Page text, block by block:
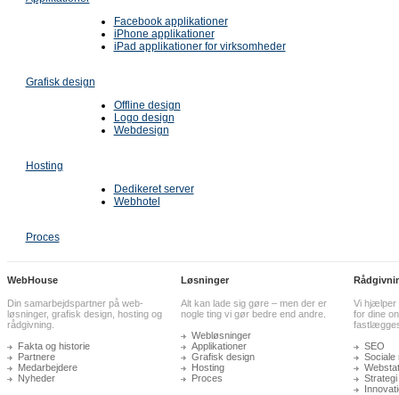
Facebook applikationer
iPhone applikationer
iPad applikationer for virksomheder
Grafisk design
Offline design
Logo design
Webdesign
Hosting
Dedikeret server
Webhotel
Proces
WebHouse
Din samarbejdspartner på web-
løsninger, grafisk design, hosting og
rådgivning.
Fakta og historie
Partnere
Medarbejdere
Nyheder
Løsninger
Alt kan lade sig gøre – men der er
nogle ting vi gør bedre end andre.
Webløsninger
Applikationer
Grafisk design
Hosting
Proces
Vi hjælper
for dine
SEO
Sociale
Strategi